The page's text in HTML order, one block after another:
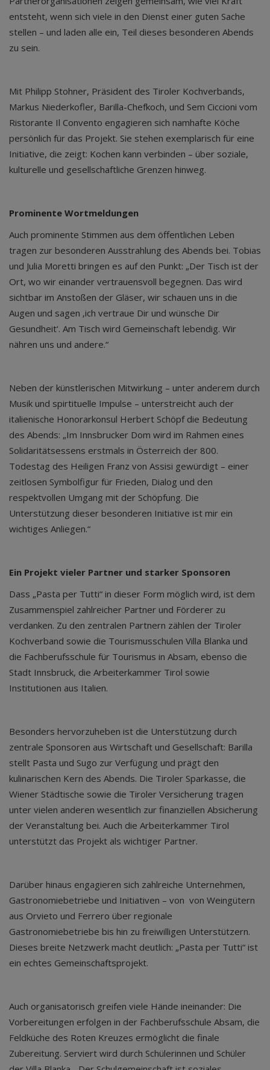
entsteht, wenn sich viele in den Dienst einer guten Sache
stellen – und laden alle ein, Teil dieses besonderen Abends
zu sein.
Mit Philipp Stohner, Präsident des Tiroler Kochverbands,
Markus Niederkofler, Barilla-Chefkoch, und Sem Ciccioni vom
Ristorante Il Convento engagieren sich namhafte Köche
persönlich für das Projekt. Sie stehen exemplarisch für eine
Initiative, die zeigt: Kochen kann verbinden – über soziale,
kulturelle und gesellschaftliche Grenzen hinweg.
Prominente Wortmeldungen
Auch prominente Stimmen aus dem öffentlichen Leben
tragen zur besonderen Ausstrahlung des Abends bei. Tobias
und Julia Moretti bringen es auf den Punkt: „Der Tisch ist der
Ort, wo wir einander vertrauensvoll begegnen. Das wird
sichtbar im Anstoßen der Gläser, wir schauen uns in die
Augen und sagen ‚ich vertraue Dir und wünsche Dir
Gesundheit‘. Am Tisch wird Gemeinschaft lebendig. Wir
nähren uns und andere.“
Neben der künstlerischen Mitwirkung – unter anderem durch
Musik und spirtituelle Impulse – unterstreicht auch der
italienische Honorarkonsul Herbert Schöpf die Bedeutung
des Abends: „Im Innsbrucker Dom wird im Rahmen eines
Solidaritätsessens erstmals in Österreich der 800.
Todestag des Heiligen Franz von Assisi gewürdigt – einer
zeitlosen Symbolfigur für Frieden, Dialog und den
respektvollen Umgang mit der Schöpfung. Die
Unterstützung dieser besonderen Initiative ist mir ein
wichtiges Anliegen.“
Ein Projekt vieler Partner und starker Sponsoren
Dass „Pasta per Tutti“ in dieser Form möglich wird, ist dem
Zusammenspiel zahlreicher Partner und Förderer zu
verdanken. Zu den zentralen Partnern zählen der Tiroler
Kochverband sowie die Tourismusschulen Villa Blanka und
die Fachberufsschule für Tourismus in Absam, ebenso die
Stadt Innsbruck, die Arbeiterkammer Tirol sowie
Institutionen aus Italien.
Besonders hervorzuheben ist die Unterstützung durch
zentrale Sponsoren aus Wirtschaft und Gesellschaft: Barilla
stellt Pasta und Sugo zur Verfügung und prägt den
kulinarischen Kern des Abends. Die Tiroler Sparkasse, die
Wiener Städtische sowie die Tiroler Versicherung tragen
unter vielen anderen wesentlich zur finanziellen Absicherung
der Veranstaltung bei. Auch die Arbeiterkammer Tirol
unterstützt das Projekt als wichtiger Partner.
Darüber hinaus engagieren sich zahlreiche Unternehmen,
Gastronomiebetriebe und Initiativen – von von Weingütern
aus Orvieto und Ferrero über regionale
Gastronomiebetriebe bis hin zu freiwilligen Unterstützern.
Dieses breite Netzwerk macht deutlich: „Pasta per Tutti“ ist
ein echtes Gemeinschaftsprojekt.
Auch organisatorisch greifen viele Hände ineinander: Die
Vorbereitungen erfolgen in der Fachberufsschule Absam, die
Feldküche des Roten Kreuzes ermöglicht die finale
Zubereitung. Serviert wird durch Schülerinnen und Schüler